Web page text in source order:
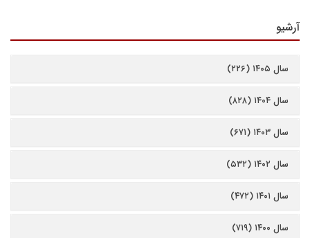
آرشیو
سال ۱۴۰۵ (۲۲۶)
سال ۱۴۰۴ (۸۲۸)
سال ۱۴۰۳ (۶۷۱)
سال ۱۴۰۲ (۵۳۲)
سال ۱۴۰۱ (۴۷۲)
سال ۱۴۰۰ (۷۱۹)